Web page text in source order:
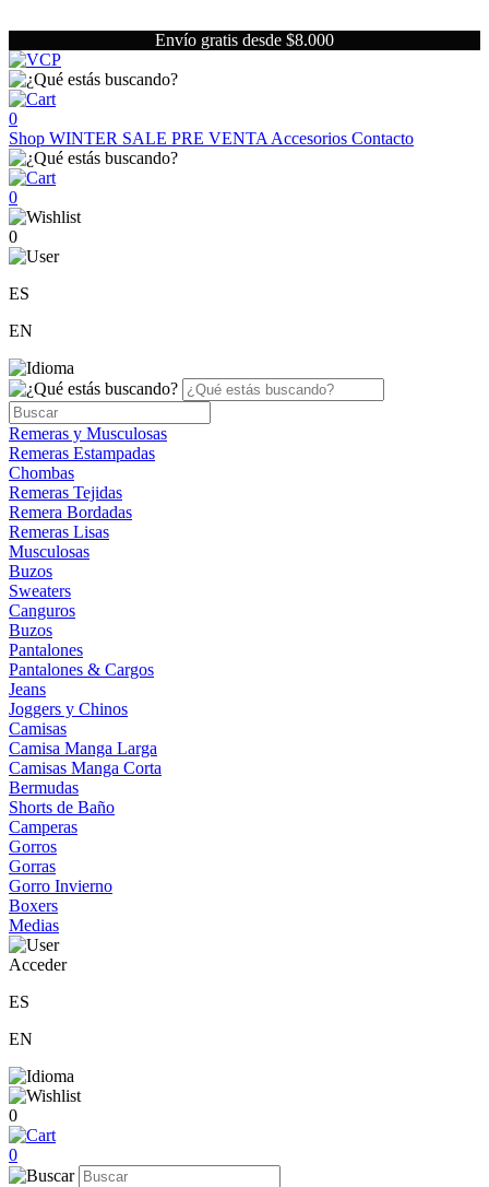
Envío gratis desde $8.000
0
Shop WINTER SALE PRE VENTA Accesorios Contacto
0
0
ES
EN
Remeras y Musculosas
Remeras Estampadas
Chombas
Remeras Tejidas
Remera Bordadas
Remeras Lisas
Musculosas
Buzos
Sweaters
Canguros
Buzos
Pantalones
Pantalones & Cargos
Jeans
Joggers y Chinos
Camisas
Camisa Manga Larga
Camisas Manga Corta
Bermudas
Shorts de Baño
Camperas
Gorros
Gorras
Gorro Invierno
Boxers
Medias
Acceder
ES
EN
0
0